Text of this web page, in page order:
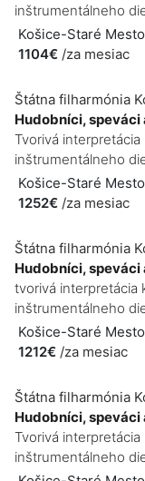
inštrumentálneho
Košice-Staré Mesto
1104€ /za mesiac
Štátna filharmónia
Hudobníci, speváci
Tvorivá
inštrumentálneho
Košice-Staré Mesto
1252€ /za mesiac
Štátna filharmónia
Hudobníci, speváci
tvorivá interpretácia
inštrumentálneho
Košice-Staré Mesto
1212€ /za mesiac
Štátna filharmónia
Hudobníci, speváci
Tvorivá
inštrumentálneho